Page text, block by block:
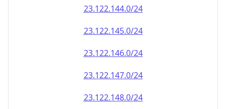
23.122.146.0/24
23.122.147.0/24
23.122.148.0/24
23.122.149.0/24
23.122.150.0/24